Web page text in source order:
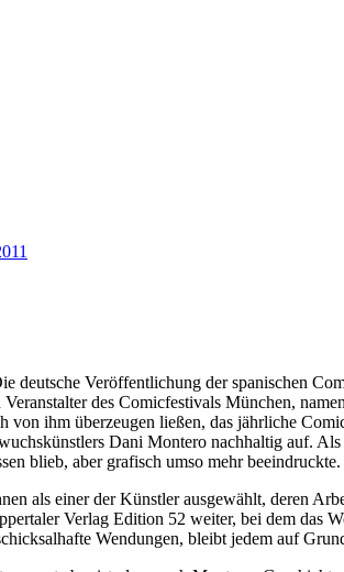
deutsche Veröffentlichung der spanischen
des Comicfestivals München,
von ihm überzeugen ließen, das jährliche
Dani Montero nachhaltig auf.
blieb, aber grafisch umso mehr beeindruckte.
als einer der Künstler ausgewählt, deren
Verlag Edition 52 weiter, bei dem das
Wendungen, bleibt jedem auf